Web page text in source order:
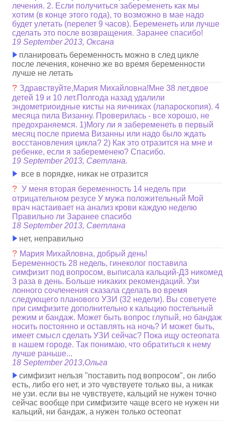
лечения. 2. Если получиться забеременеть как мы
хотим (в конце этого года), то возможно в мае надо
будет улетать (перелет 9 часов). Беременеть или лучше
сделать это после возвращения. Заранее спасибо!
19 September 2013, Оксана
планировать беременность можно в след цикле
после лечения, конечно же во время беременности
лучше не летать
? Здравствуйте,Мария Михайловна!Мне 38 лет,двое
детей 19 и 10 лет.Полгода назад удалили
эндометриоидные кисты на яичниках (лапароскопия). 4
месяца пила Визанну. Проверилась - все хорошо, не
предохраняемся. 1)Могу ли я забеременеть в первый
месяц после приема Визанны или надо было ждать
восстановления цикла? 2) Как это отразится на мне и
ребенке, если я забеременею? Спасибо.
19 September 2013, Светлана.
все в порядке, никак не отразится
? У меня вторая беременность 14 недель при
отрицательном резусе У мужа положительный Мой
врач настаивает на анализ крови каждую неделю
Правильно ли Заранее спасибо
18 September 2013, Светлана
нет, неправильно
? Мария Михайловна, добрый день!
Беременность 28 недель, гинеколог поставила
симфизит под вопросом, выписала кальций-Д3 никомед
3 раза в день. Больше никаких рекомендаций. Узи
лонного сочленения сказала сделать во время
следующего планового УЗИ (32 недели). Вы советуете
при симфизите дополнительно к кальцию постельный
режим и бандаж. Может быть вопрос глупый, но бандаж
носить постоянно и оставлять на ночь? И может быть,
имеет смысл сделать УЗИ сейчас? Пока ищу остеопата
в нашем городе. Так понимаю, что обратиться к нему
лучше раньше...
18 September 2013,Ольга
симфизит нельзя "поставить под вопросом", он либо
есть, либо его нет, и это чувствуете только вы, а никак
не узи. если вы не чувствуете, кальций не нужен точно
сейчас вообще при симфизите чаще всего не нужен ни
кальций, ни бандаж, а нужен только остеопат